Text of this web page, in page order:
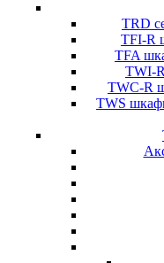
TRD
TFI-R
TFA
TWI-
TWC-R
TWS